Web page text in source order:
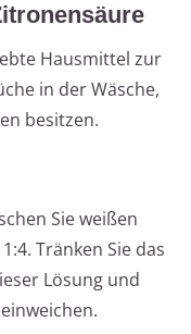
Hausmittel zur
in der Wäsche,
besitzen.
Sie weißen
Tränken Sie das
Lösung und